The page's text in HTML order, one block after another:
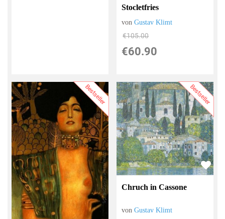
Stocletfries
vonGustav Klimt
€105.00
€60.90
Bestseller Bestseller
Chruch in Cassone
vonGustav Klimt